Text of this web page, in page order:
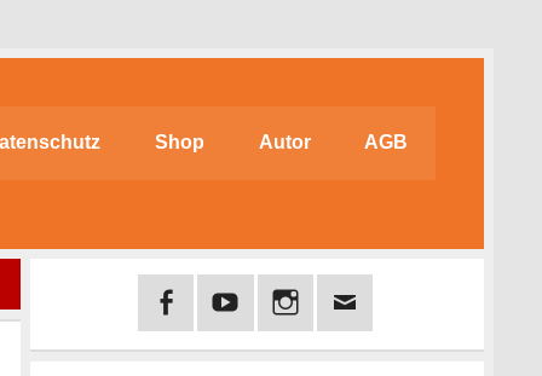
Shop Autor AGB